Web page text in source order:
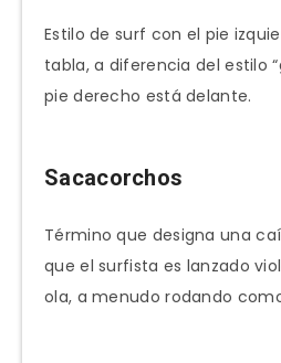
Estilo de surf con el pie
tabla, a diferencia del estilo
pie derecho está delante.
Sacacorchos
Término que designa una
que el surfista es lanzado
ola, a menudo rodando